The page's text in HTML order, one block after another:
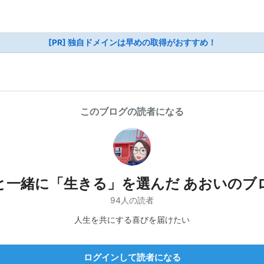
[PR] 独自ドメインは早めの取得がおすすめ！
このブログの読者になる
一緒に「生きる」を選んだ あおいのブ
94人の読者
人生を共にする喜びを届けたい
ログインして読者になる